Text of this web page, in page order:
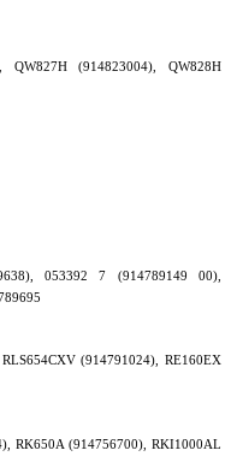
(914823004), QW828H
053392 7 (914789149 00),
(914791024), RE160EX
RK650A (914756700), RKI1000AL